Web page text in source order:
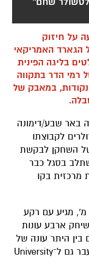
על חיזוק
הגארד האמריקאי
בליגה הפינית
רמי הדר בתקווה
במאבק של
באר שבע/דימונה
לקבוצתו
השחקן לבקשת
בסגל כבר
מרכזית בקו
דאן בן 24, המתנשא לגובה 1.96 מ', מגיע עם רקע
ארבע עונות
היתר עונה של
University